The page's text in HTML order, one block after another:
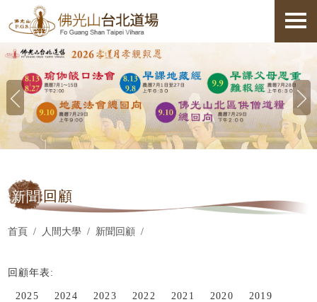
新聞 回顧
首頁 人間大學 新聞回顧
回顧年表:
2025 2024 2023 2022 2021 2020 2019